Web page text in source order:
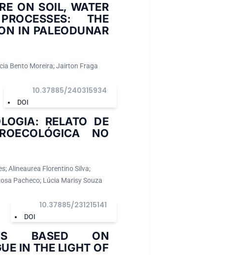
ON SOIL, WATER
THE
IN PALEODUNAR
Bento Moreira; Jairton Fraga
DOI
10.37885/240315934
RELATO DE
NO
Alineaurea Florentino Silva;
Pacheco; Lúcia Marisy Souza
DOI
10.37885/231215141
BASED ON
IN THE LIGHT OF